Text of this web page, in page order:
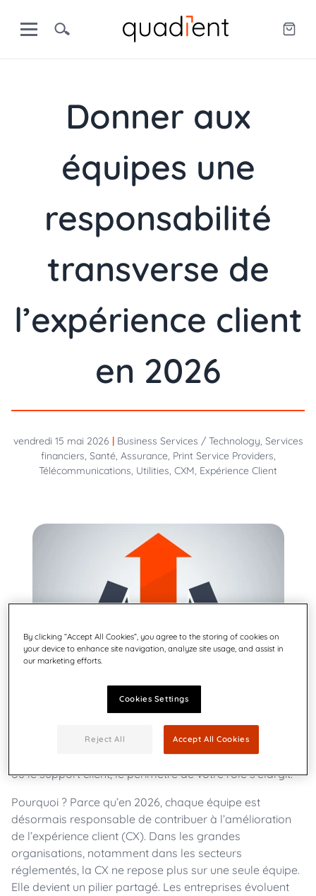
Donner aux
équipes une
responsabilité
transverse de
l’expérience client
en 2026
vendredi 15 mai 2026 | Business Services / Technology, Services
financiers, Santé, Assurance, Print Service Providers,
Télécommunications, Utilities, CXM, Expérience Client
Que vous travailliez dans le juridique, l’IT, le marketing
ou le support client, le périmètre de votre rôle s’élargit.
Pourquoi ? Parce qu’en 2026, chaque équipe est
désormais responsable de contribuer à l’amélioration
de l’expérience client (CX). Dans les grandes
organisations, notamment dans les secteurs
réglementés, la CX ne repose plus sur une seule équipe.
Elle devient un pilier partagé. Les entreprises évoluent
By clicking “Accept All Cookies”, you agree to the storing of cookies on
your device to enhance site navigation, analyze site usage, and assist in
our marketing efforts.
Cookies Settings
Reject All Accept All Cookies